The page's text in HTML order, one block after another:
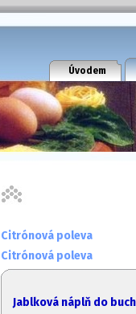
Úvodem
Citrónová poleva
Citrónová poleva
Jablková náplň do